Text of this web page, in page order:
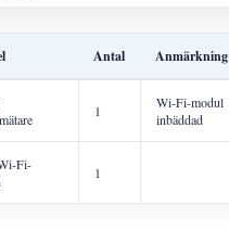
Antal Anmärkning
1
Wi-Fi-modul
inbäddad
Fi-
1